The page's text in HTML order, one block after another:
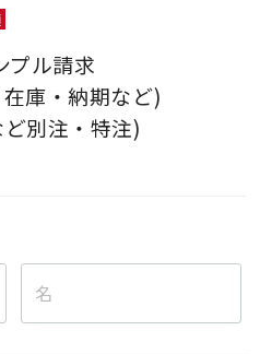
プル請求
庫・納期など)
別注・特注)